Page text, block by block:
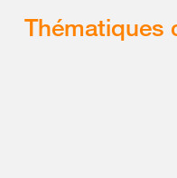
Thématiques